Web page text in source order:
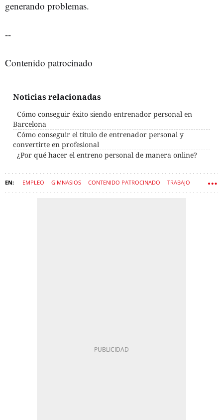
generando problemas.
--
Contenido patrocinado
Noticias relacionadas
Cómo conseguir éxito siendo entrenador personal en
Barcelona
Cómo conseguir el título de entrenador personal y
convertirte en profesional
¿Por qué hacer el entreno personal de manera online?
EMPLEO GIMNASIOS CONTENIDO PATROCINADO TRABAJO